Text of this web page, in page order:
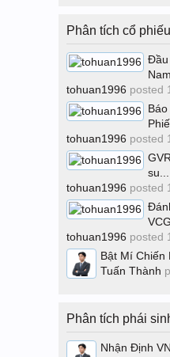
Phân tích cổ
tohuan1996 posted
tohuan1996 posted
su...
tohuan1996 posted
tohuan1996 posted
Bật Mí Chiến
Tuấn Thành
Phân tích phái
Nhận Định